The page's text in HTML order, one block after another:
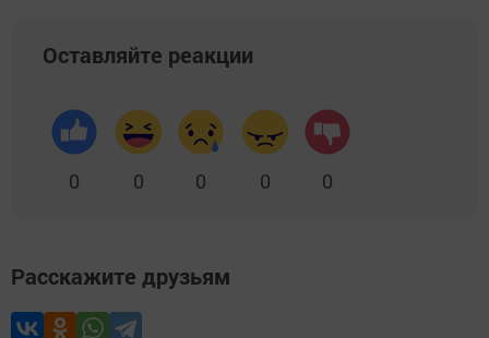
Оставляйте реакции
0 0 0 0 0
Расскажите друзьям